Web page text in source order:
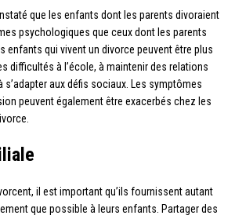
que les enfants dont les parents divoraient
psychologiques que ceux dont les parents
enfants qui vivent un divorce peuvent être plus
difficultés à l’école, à maintenir des relations
aux défis sociaux. Les symptômes
peuvent également être exacerbés chez les
il est important qu’ils fournissent autant
que possible à leurs enfants. Partager des